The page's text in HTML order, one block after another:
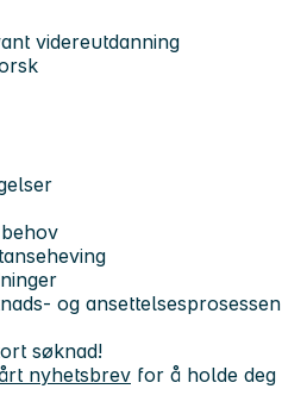
videreutdanning
og ansettelsesprosessen
søknad!
nyhetsbrev for å holde deg